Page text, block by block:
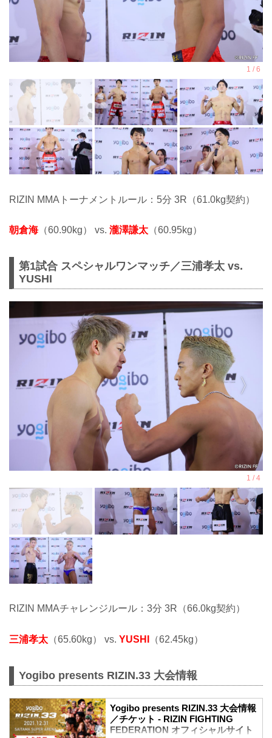
RIZIN MMAトーナメントルール：5分 3R（61.0kg契約）
朝倉海（60.90kg） vs. 瀧澤謙太 （60.95kg）
第1試合 スペシャルワンマッチ／三浦孝太 vs.
YUSHI
RIZIN MMAチャレンジルール：3分 3R（66.0kg契約）
三浦孝太 （65.60kg） vs. YUSHI （62.45kg）
Yogibo presents RIZIN.33 大会情報
Yogibo presents RIZIN.33 大会情報
／チケット - RIZIN FIGHTING
FEDERATION オフィシャルサイト